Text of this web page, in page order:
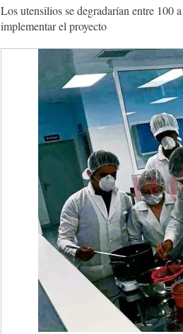
Los utensilios se degradarían entre 100
implementar el proyecto